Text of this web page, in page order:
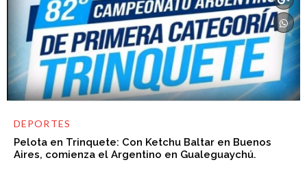
DEPORTES
Pelota en Trinquete: Con Ketchu Baltar en Buenos
Aires, comienza el Argentino en Gualeguaychú.